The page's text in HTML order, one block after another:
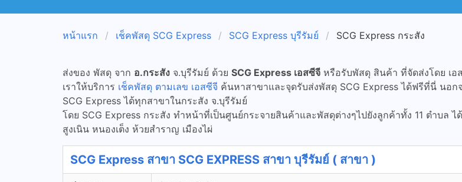
หน้าแรก เช็คพัสดุ SCG Express SCG Express บุรีรัมย์ SCG Express กระสัง
ส่งของ พัสดุ จาก อ.กระสัง จ.บุรีรัมย์ ด้วย SCG Express เอสซีจี หรือรับพัสดุ สินค้า ที่จัดส่งโดย เอ
เราให้บริการ เช็คพัสดุ ตามเลข เอสซีจี ค้นหาสาขาและจุดรับส่งพัสดุ SCG Express ได้ฟรีที่นี่ นอก
SCG Express ได้ทุกสาขาในกระสัง จ.บุรีรัมย์
โดย SCG Express กระสัง ทำหน้าที่เป็นศูนย์กระจายสินค้าและพัสดุต่างๆไปยังลูกค้าทั้ง 11 ตำบ
สูงเนิน หนองเต็ง ห้วยสำราญ เมืองไผ่
SCG Express สาขา SCG EXPRESS สาขา บุรีรัมย์ ( สาขา )